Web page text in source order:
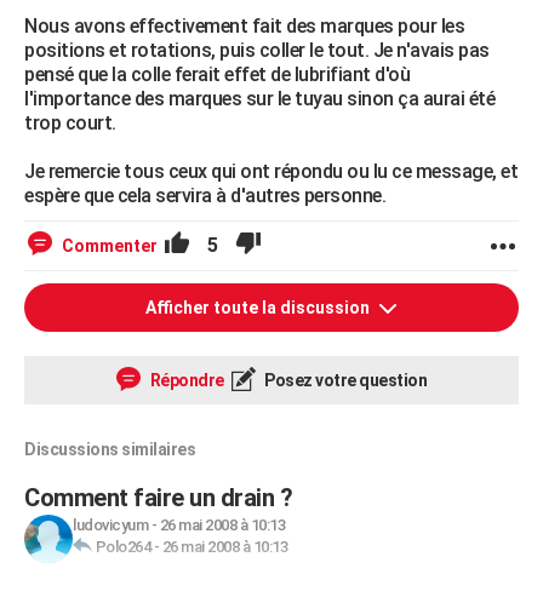
Nous avons effectivement fait des marques pour les
positions et rotations, puis coller le tout. Je n'avais pas
pensé que la colle ferait effet de lubrifiant d'où
l'importance des marques sur le tuyau sinon ça aurai été
trop court.
Je remercie tous ceux qui ont répondu ou lu ce message, et
espère que cela servira à d'autres personne.
Commenter 5
Afficher toute la discussion
Répondre Posez votre question
Discussions similaires
Comment faire un drain ?
ludovicyum- 26 mai 2008 à 10:13
Polo264- 26 mai 2008 à 10:13